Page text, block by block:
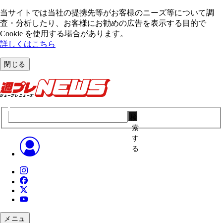
当サイトでは当社の提携先等がお客様のニーズ等について調
査・分析したり、お客様にお勧めの広告を表⽰する⽬的で
Cookie を使⽤する場合があります。
詳しくはこちら
閉じる
索
す
る
メニュ